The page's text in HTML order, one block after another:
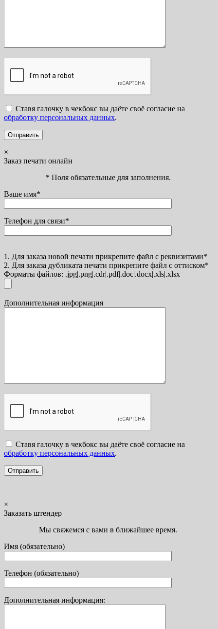
Ставя галочку в чекбокс вы даёте своё согласие на
обработку персональных данных.
×
Заказ печати онлайн
* Поля обязательные для заполнения.
Ваше имя*
Телефон для связи*
1. Для заказа новой печати прикрепите файл с реквизитами*
2. Для заказа дубликата печати прикрепите файл с оттиском*
Форматы файлов: .jpg|.png|.cdr|.pdf|.doc|.docx|.xls|.xlsx
Дополнительная информация
Ставя галочку в чекбокс вы даёте своё согласие на
обработку персональных данных.
×
Заказать штендер
Мы свяжемся с вами в ближайшее время.
Имя (обязательно)
Телефон (обязательно)
Дополнительная информация: